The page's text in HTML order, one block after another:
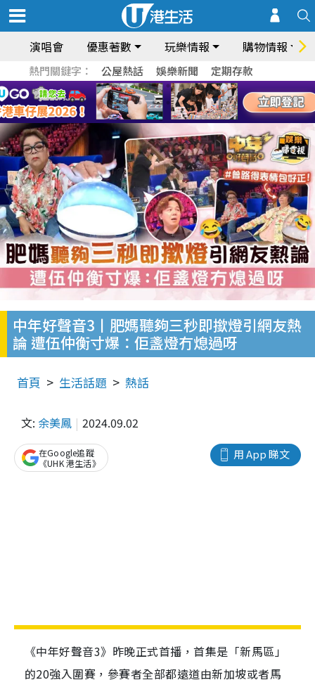
演唱會 優惠著數 玩樂情報 購物情報
熱門關鍵字： 公屋熱話 娛樂新聞 定期存款
中年好聲音3丨肥媽聽夠三秒即撳燈引網友熱
論 遭伍仲衡寸爆：佢盞燈冇熄過呀
首頁 生活話題 熱話
文: 余美鳳 2024.09.02
用 App 睇文
在Google追蹤
《UHK 港生活》
《中年好聲音3》昨晚正式首播，首集是「新馬區」
的20強入圍賽，參賽者全部都遠道由新加坡或者馬